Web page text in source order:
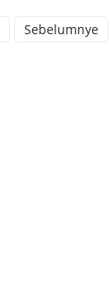
Sebelumnye